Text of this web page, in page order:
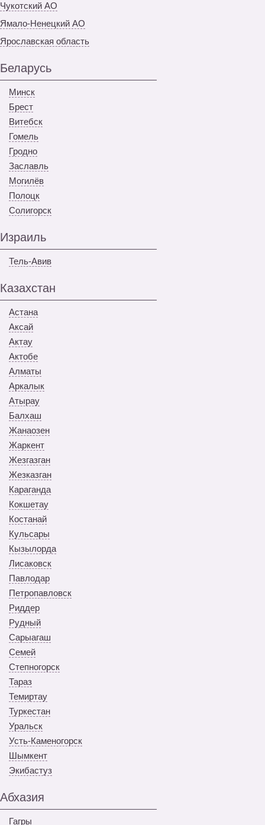
Чукотский АО
Ямало-Ненецкий АО
Ярославская область
Беларусь
Минск
Брест
Витебск
Гомель
Гродно
Заславль
Могилёв
Полоцк
Солигорск
Израиль
Тель-Авив
Казахстан
Астана
Аксай
Актау
Актобе
Алматы
Аркалык
Атырау
Балхаш
Жанаозен
Жаркент
Жезгазган
Жезказган
Караганда
Кокшетау
Костанай
Кульсары
Кызылорда
Лисаковск
Павлодар
Петропавловск
Риддер
Рудный
Сарыагаш
Семей
Степногорск
Тараз
Темиртау
Туркестан
Уральск
Усть-Каменогорск
Шымкент
Экибастуз
Абхазия
Гагры